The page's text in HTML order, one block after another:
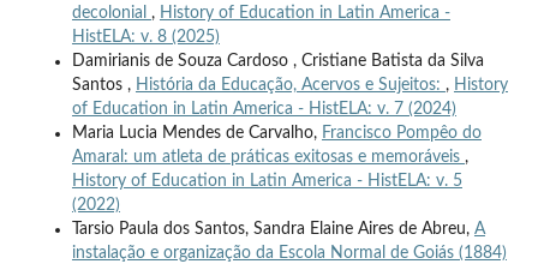
decolonial , History of Education in Latin America -
HistELA: v. 8 (2025)
Damirianis de Souza Cardoso , Cristiane Batista da Silva
Santos , História da Educação, Acervos e Sujeitos: , History
of Education in Latin America - HistELA: v. 7 (2024)
Maria Lucia Mendes de Carvalho, Francisco Pompêo do
Amaral: um atleta de práticas exitosas e memoráveis ,
History of Education in Latin America - HistELA: v. 5
(2022)
Tarsio Paula dos Santos, Sandra Elaine Aires de Abreu, A
instalação e organização da Escola Normal de Goiás (1884)